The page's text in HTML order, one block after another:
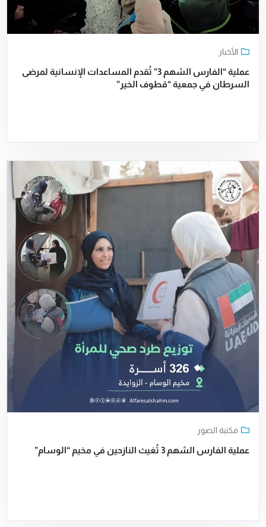
الأخبار
عملية “الفارس الشهم 3” تُقدم المساعدات الإنسانية لمرضى
السرطان في جمعية “قطوف الخير”
مكتبة الصور
عملية الفارس الشهم 3 تُغيث النازحين في مخيم “الوسام”